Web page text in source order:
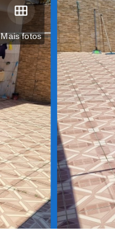
Mais fotos